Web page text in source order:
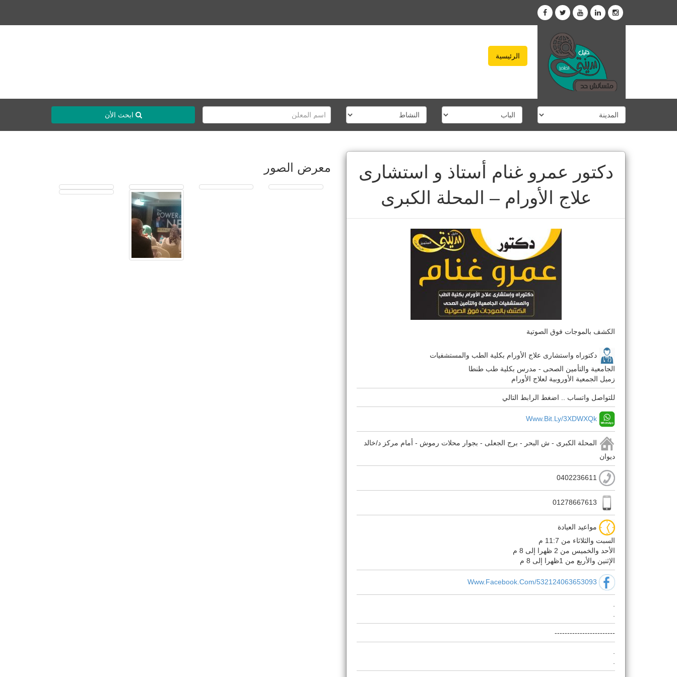
الرئيسية
ابحث الأن
دكتور عمرو غنام أستاذ و استشارى
علاج الأورام – المحلة الكبرى
الكشف بالموجات فوق الصوتية
دكتوراه واستشارى علاج الأورام بكلية الطب والمستشفيات
الجامعية والتأمين الصحى - مدرس بكلية طب طنطا
زميل الجمعية الأوروبية لعلاج الأورام
للتواصل واتساب .. اضغط الرابط التالي
Www.bit.ly/3XDWXQk
المحلة الكبرى - ش البحر - برج الجعلى - بجوار محلات رموش - أمام مركز د/خالد
ديوان
مواعيد العيادة
السبت والثلاثاء من 11:7 م
الأحد والخميس من 2 ظهرا إلى 8 م
الإثنين والأربع من 1ظهرا إلى 8 م
Www.facebook.com/532124063653093
------------------------
معرض الصور